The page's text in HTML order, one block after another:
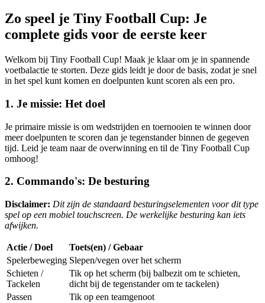
Zo speel je Tiny Football Cup: Je
complete gids voor de eerste keer
Welkom bij Tiny Football Cup! Maak je klaar om je in spannende
voetbalactie te storten. Deze gids leidt je door de basis, zodat je snel
in het spel kunt komen en doelpunten kunt scoren als een pro.
1. Je missie: Het doel
Je primaire missie is om wedstrijden en toernooien te winnen door
meer doelpunten te scoren dan je tegenstander binnen de gegeven
tijd. Leid je team naar de overwinning en til de Tiny Football Cup
omhoog!
2. Commando's: De besturing
Disclaimer: Dit zijn de standaard besturingselementen voor dit type
spel op een mobiel touchscreen. De werkelijke besturing kan iets
afwijken.
Actie / Doel
Toets(en) / Gebaar
Spelerbeweging Slepen/vegen over het scherm
Schieten /
Tackelen
Tik op het scherm (bij balbezit om te schieten,
dicht bij de tegenstander om te tackelen)
Passen
Tik op een teamgenoot